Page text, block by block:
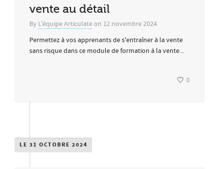
vente au détail
By L'équipe Articulateon 12 novembre 2024
Permettez à vos apprenants de s'entraîner à la vente
sans risque dans ce module de formation à la vente...
0
LE 31 OCTOBRE 2024